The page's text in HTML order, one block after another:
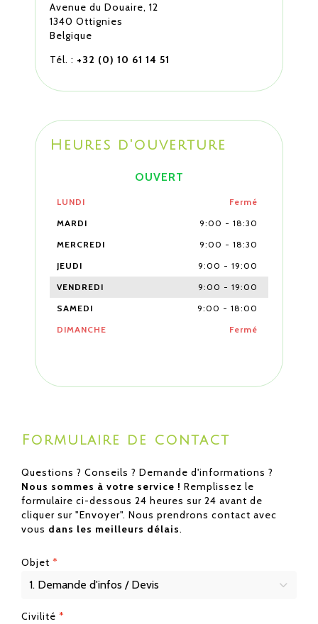
Formulaire de contact
Questions ? Conseils ? Demande d'informations ?
Nous sommes à votre service ! Remplissez le
formulaire ci-dessous 24 heures sur 24 avant de
cliquer sur "Envoyer". Nous prendrons contact avec
vous dans les meilleurs délais.
Objet *
Civilité *
Avenue du Douaire, 12
1340 Ottignies
Belgique
Tél. : +32 (0) 10 61 14 51
Heures d'ouverture
OUVERT
LUNDI
Fermé
MARDI
9:00 - 18:30
MERCREDI
9:00 - 18:30
JEUDI
9:00 - 19:00
VENDREDI
9:00 - 19:00
SAMEDI
9:00 - 18:00
DIMANCHE
Fermé